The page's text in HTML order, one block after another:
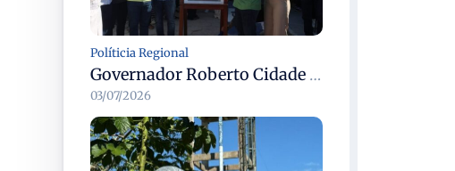
Políticia Regional
Governador Roberto Cidade entrega readequação do ambulatório da FCecon e amplia capacidade de atendimento oncológico em Manaus
03/07/2026